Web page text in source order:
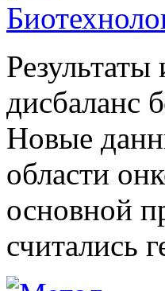
дисбаланс
Новые
области
основной
считались